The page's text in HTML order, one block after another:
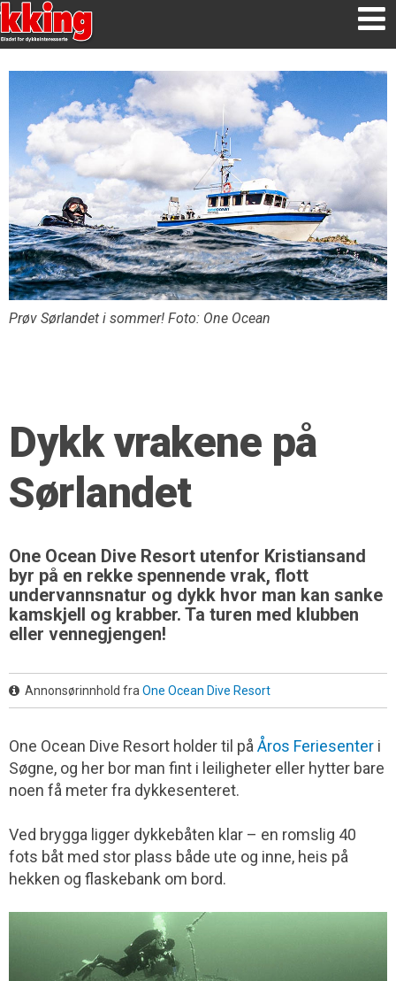
Prøv Sørlandet i sommer! Foto: One Ocean
Dykk vrakene på
Sørlandet
One Ocean Dive Resort utenfor Kristiansand
byr på en rekke spennende vrak, flott
undervannsnatur og dykk hvor man kan sanke
kamskjell og krabber. Ta turen med klubben
eller vennegjengen!
Annonsørinnhold fra One Ocean Dive Resort
One Ocean Dive Resort holder til på Åros Feriesenter i
Søgne, og her bor man fint i leiligheter eller hytter bare
noen få meter fra dykkesenteret.
Ved brygga ligger dykkebåten klar – en romslig 40
fots båt med stor plass både ute og inne, heis på
hekken og flaskebank om bord.